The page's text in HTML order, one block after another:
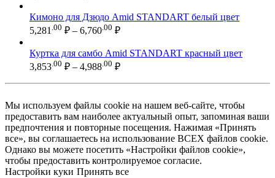
6,270.00 ₽
–
Кимоно для Дзюдо Amid STANDART белый цвет
5,281 .00 ₽ – 6,760 .00 ₽Диапазон
5,281.00 ₽
–
Куртка для самбо Amid STANDART красный цвет
3,853 .00 ₽ – 4,988 .00 ₽Диапазон
4,988.00 ₽
Мы используем файлы cookie на нашем веб-сайте, чтобы
предоставить вам наиболее актуальный опыт, запоминая ваши
предпочтения и повторные посещения. Нажимая «Принять
все», вы соглашаетесь на использование ВСЕХ файлов cookie.
Однако вы можете посетить «Настройки файлов cookie»,
чтобы предоставить контролируемое согласие.
Настройки куки Принять все